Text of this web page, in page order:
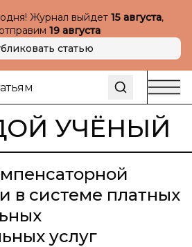
Журнал выйдет 15 августа,
19 августа
статью
УЧЁНЫЙ
в системе платных
услуг